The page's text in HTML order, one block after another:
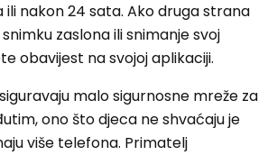
nakon 24 sata. Ako druga strana
zaslona ili snimanje svoj
obavijest na svojoj aplikaciji.
malo sigurnosne mreže za
ono što djeca ne shvaćaju je
više telefona. Primatelj